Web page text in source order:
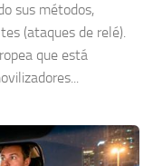
sus métodos,
(ataques de relé).
que está